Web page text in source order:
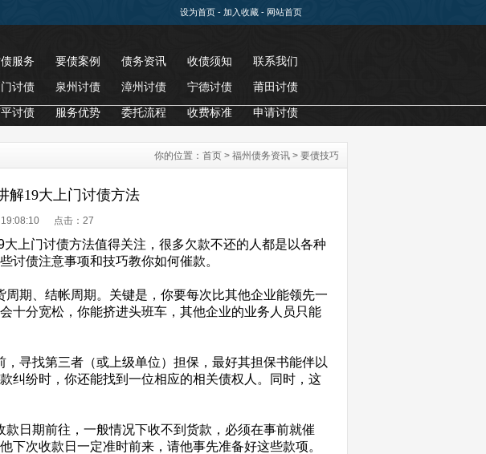
设为首页- 加入收藏- 网站首页
服务 要债案例 债务资讯 收债须知
联系我们
讨债 泉州讨债 漳州讨债 宁德讨债
莆田讨债
讨债 服务优势 委托流程 收费标准 申请讨债
你的位置： 首页 > 福州债务资讯 > 要债技巧
解19大上门讨债方法
19:08:10 点击： 27
上门讨债方法值得关注，很多欠款不还的人都是以各种
讨债注意事项和技巧教你如何催款。
期、结帐周期。关键是，你要每次比其他企业能领先一
十分宽松，你能挤进头班车，其他企业的业务人员只能
寻找第三者（或上级单位）担保，最好其担保书能伴以
纠纷时，你还能找到一位相应的相关债权人。同时，这
日期前往，一般情况下收不到货款，必须在事前就催
下次收款日一定准时前来，请他事先准备好这些款项。